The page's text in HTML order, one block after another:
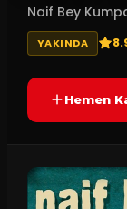
Naif Bey
YAKINDA
Hemen